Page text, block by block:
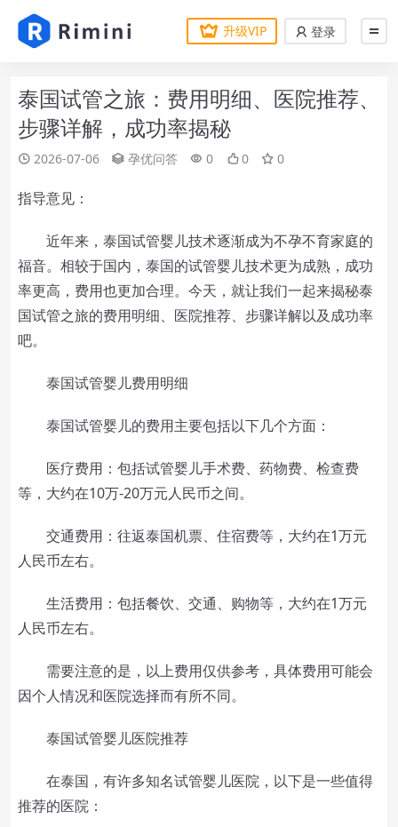
升级VIP 登录
泰国试管之旅：费用明细、医院推荐、
步骤详解，成功率揭秘
2026-07-06 孕优问答 0 0 0
指导意见：
近年来，泰国试管婴儿技术逐渐成为不孕不育家庭的
福音。相较于国内，泰国的试管婴儿技术更为成熟，成功
率更高，费用也更加合理。今天，就让我们一起来揭秘泰
国试管之旅的费用明细、医院推荐、步骤详解以及成功率
吧。
泰国试管婴儿费用明细
泰国试管婴儿的费用主要包括以下几个方面：
医疗费用：包括试管婴儿手术费、药物费、检查费
等，大约在10万-20万元人民币之间。
交通费用：往返泰国机票、住宿费等，大约在1万元
人民币左右。
生活费用：包括餐饮、交通、购物等，大约在1万元
人民币左右。
需要注意的是，以上费用仅供参考，具体费用可能会
因个人情况和医院选择而有所不同。
泰国试管婴儿医院推荐
在泰国，有许多知名试管婴儿医院，以下是一些值得
推荐的医院：